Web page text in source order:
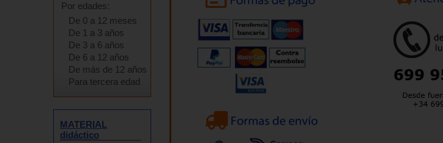
Por edades:
De 0 a 12 meses
De 1 a 3 años
De 3 a 6 años
De 6 a 12 años
De más de 12 años
Para tercera edad
MATERIAL
didáctico